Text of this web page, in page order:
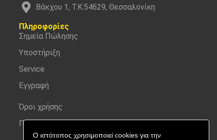
Ο ιστότοπος χρησιμοποιεί cookies για την
Βάκχου 1, Τ.Κ.54629, Θεσσαλονίκη
Πληροφορίες
Σημεία Πώλησης
Υποστήριξη
Service
Εγγραφή
Όροι χρήσης
Προσωπικά δεδομένα